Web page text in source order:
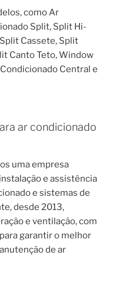
como Ar
Split, Split Hi-
Cassete, Split
Canto Teto, Window
Central e
ar condicionado
uma empresa
e assistência
e sistemas de
desde 2013,
e ventilação, com
garantir o melhor
de ar